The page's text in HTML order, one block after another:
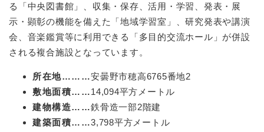
る「中央図書館」、収集・保存、活用・学習、発表・展
示・顕彰の機能を備えた「地域学習室」、研究発表や講演
会、音楽鑑賞等に利用できる「多目的交流ホール」が併設
される複合施設となっています。
所在地………安曇野市穂高6765番地2
敷地面積……14,094平方メートル
建物構造……鉄骨造一部2階建
建築面積……3,798平方メートル